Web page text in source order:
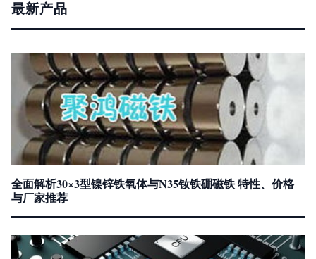
最新产品
全面解析30×3型镍锌铁氧体与N35钕铁硼磁铁 特性、价格
与厂家推荐